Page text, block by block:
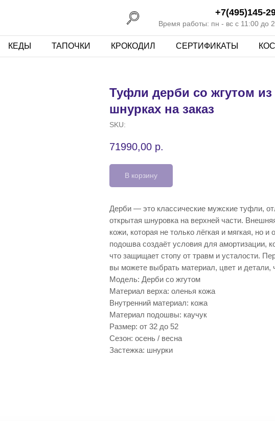
+7(495)145-
Время работы: пн - вс с 11:00 до
КЕДЫ ТАПОЧКИ КРОКОДИЛ СЕРТИФИКАТЫ
Туфли дерби со жгутом
шнурках на заказ
SKU:
71990,00 р.
В корзину
Дерби — это классические мужские туфли,
открытая шнуровка на верхней части.
кожи, которая не только лёгкая и мягкая, но и
подошва создаёт условия для амортизации,
что защищает стопу от травм и усталости.
вы можете выбрать материал, цвет и детали,
Модель: Дерби со жгутом
Материал верха: оленья кожа
Внутренний материал: кожа
Материал подошвы: каучук
Размер: от 32 до 52
Сезон: осень / весна
Застежка: шнурки